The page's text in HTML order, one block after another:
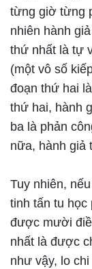
từng giờ từng
nhiên hành
thứ nhất là tự
(một vô số
đoạn thứ hai
thứ hai, hành
ba là phản
nữa, hành giả
Tuy nhiên,
tinh tấn tu học
được mười
nhất là được
như vậy, lo